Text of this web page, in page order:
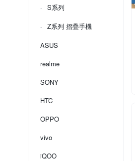
S系列
Z系列 摺疊手機
ASUS
realme
SONY
HTC
OPPO
vivo
iQOO